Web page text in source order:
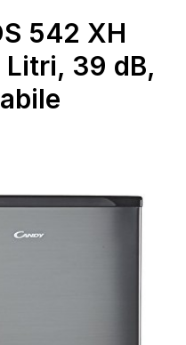
542 XH
39 dB,